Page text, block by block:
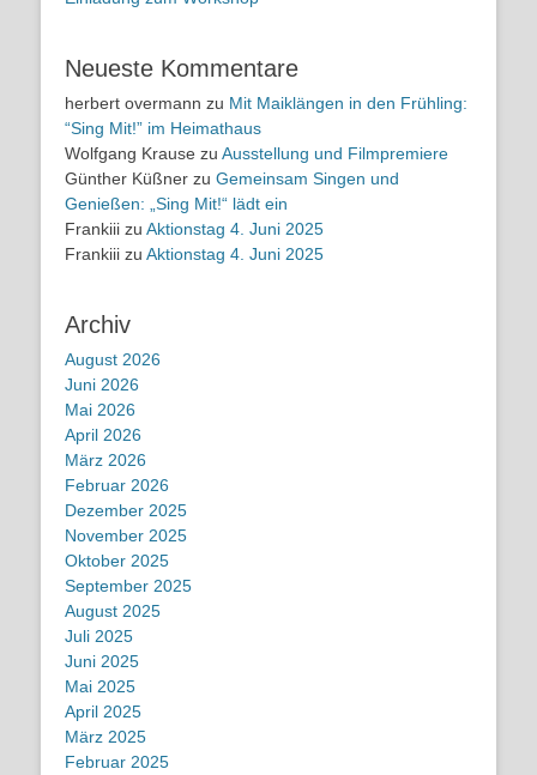
Neueste Kommentare
herbert overmann zu Mit Maiklängen in den Frühling:
“Sing Mit!” im Heimathaus
Wolfgang Krause zu Ausstellung und Filmpremiere
Günther Küßner zu Gemeinsam Singen und
Genießen: „Sing Mit!“ lädt ein
Frankiii zu Aktionstag 4. Juni 2025
Frankiii zu Aktionstag 4. Juni 2025
Archiv
August 2026
Juni 2026
Mai 2026
April 2026
März 2026
Februar 2026
Dezember 2025
November 2025
Oktober 2025
September 2025
August 2025
Juli 2025
Juni 2025
Mai 2025
April 2025
März 2025
Februar 2025